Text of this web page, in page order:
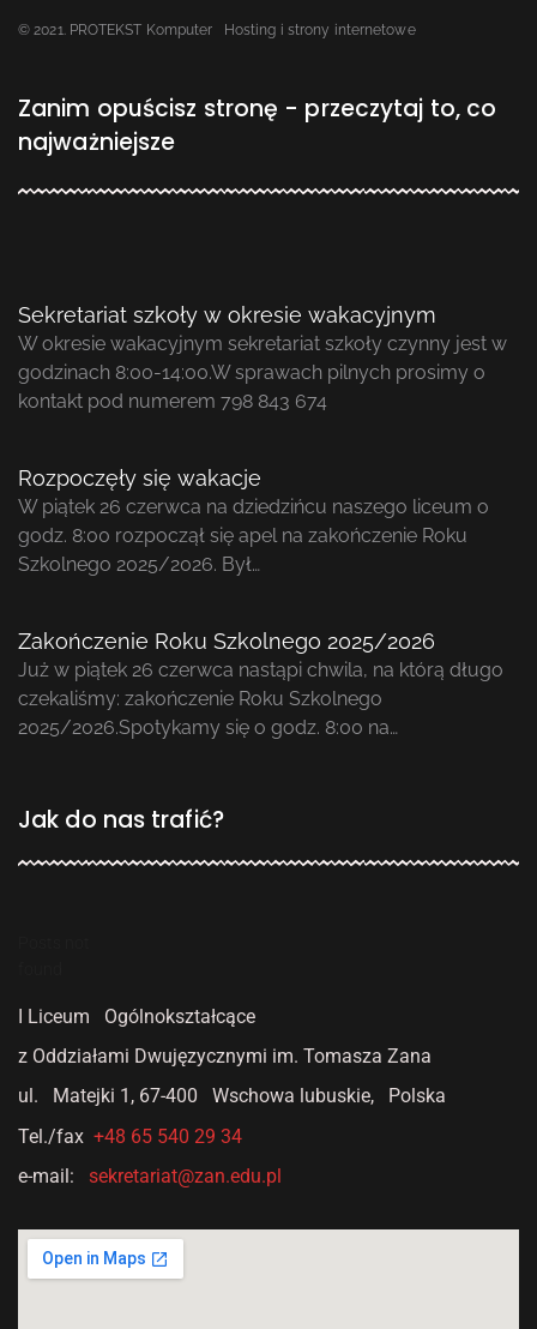
© 2021. PROTEKST Komputer Hosting i strony internetowe
Zanim opuścisz stronę - przeczytaj to, co
najważniejsze
Sekretariat szkoły w okresie wakacyjnym
W okresie wakacyjnym sekretariat szkoły czynny jest w
godzinach 8:00-14:00.W sprawach pilnych prosimy o
kontakt pod numerem 798 843 674
Rozpoczęły się wakacje
W piątek 26 czerwca na dziedzińcu naszego liceum o
godz. 8:00 rozpoczął się apel na zakończenie Roku
Szkolnego 2025/2026. Był…
Zakończenie Roku Szkolnego 2025/2026
Już w piątek 26 czerwca nastąpi chwila, na którą długo
czekaliśmy: zakończenie Roku Szkolnego
2025/2026.Spotykamy się o godz. 8:00 na…
Jak do nas trafić?
I Liceum Ogólnokształcące
z Oddziałami Dwujęzycznymi im. Tomasza Zana
ul. Matejki 1, 67-400 Wschowa lubuskie, Polska
Tel./fax +48 65 540 29 34
e-mail: sekretariat@zan.edu.pl